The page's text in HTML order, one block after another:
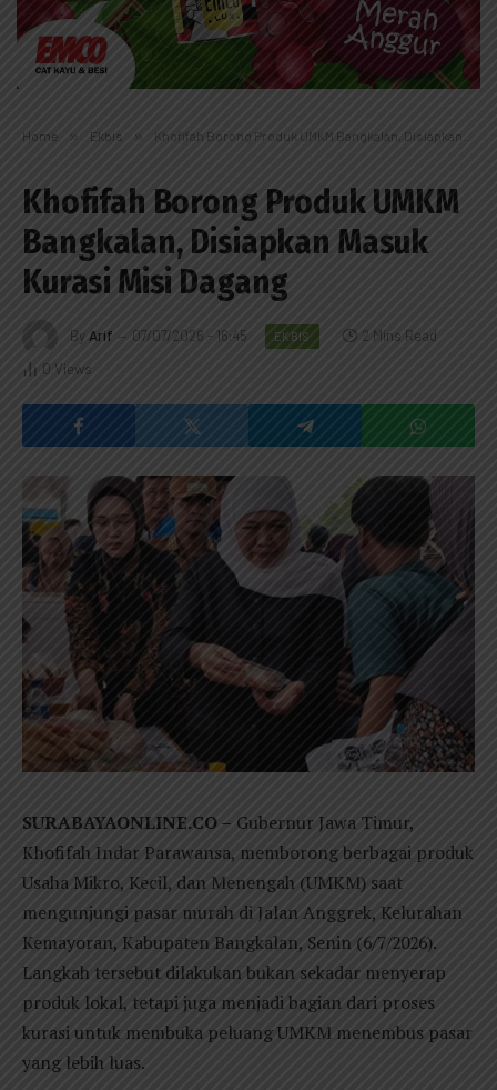
Home » Ekbis » Khofifah Borong Produk UMKM Bangkalan, Disiapkan Masuk Kurasi Misi Dagang
Khofifah Borong Produk UMKM
Bangkalan, Disiapkan Masuk
Kurasi Misi Dagang
ByArif 07/07/2026 - 16:45 EKBIS
2 Mins Read
0 Views
SURABAYAONLINE.CO – Gubernur Jawa Timur,
Khofifah Indar Parawansa, memborong berbagai produk
Usaha Mikro, Kecil, dan Menengah (UMKM) saat
mengunjungi pasar murah di Jalan Anggrek, Kelurahan
Kemayoran, Kabupaten Bangkalan, Senin (6/7/2026).
Langkah tersebut dilakukan bukan sekadar menyerap
produk lokal, tetapi juga menjadi bagian dari proses
kurasi untuk membuka peluang UMKM menembus pasar
yang lebih luas.